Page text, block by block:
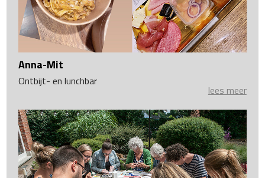
Anna-Mit
Ontbijt- en lunchbar
lees meer